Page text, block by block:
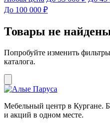
До 100 000 ₽
Товары не
Попробуйте изменить
каталога.
Мебельный центр в Кургане.
и акций в одном месте.